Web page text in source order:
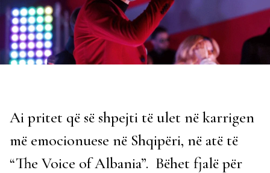
Ai pritet që së shpejti të ulet në karrigen
më emocionuese në Shqipëri, në atë të
“The Voice of Albania”. Bëhet fjalë për